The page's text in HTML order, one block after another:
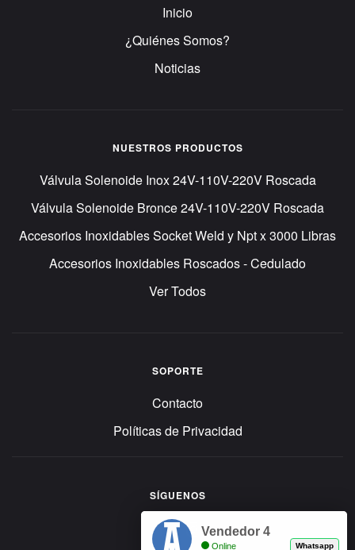
Inicio
¿Quiénes Somos?
Noticias
NUESTROS PRODUCTOS
Válvula Solenoide Inox 24V-110V-220V Roscada
Válvula Solenoide Bronce 24V-110V-220V Roscada
Accesorios Inoxidables Socket Weld y Npt x 3000 Libras
Accesorios Inoxidables Roscados - Cedulado
Ver Todos
SOPORTE
Contacto
Políticas de Privacidad
SÍGUENOS
Vendedor 4
Online Whatsapp